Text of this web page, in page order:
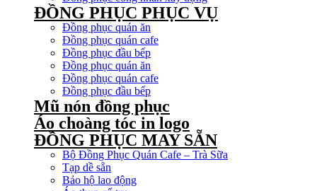
ĐỒNG PHỤC PHỤC VỤ
Đồng phục quán ăn
Đồng phục quán cafe
Đồng phục đầu bếp
Đồng phục quán ăn
Đồng phục quán cafe
Đồng phục đầu bếp
Mũ nón đồng phục
Áo choàng tóc in logo
ĐỒNG PHỤC MAY SẴN
Bộ Đồng Phục Quán Cafe – Trà Sữa
Tạp dề sẵn
Bảo hộ lao động